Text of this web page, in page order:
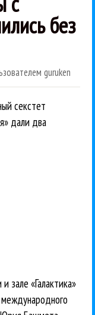
без
guruken
секстет
дали два
зале «Галактика»